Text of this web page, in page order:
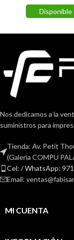
Disponible
Nos dedicamos a la
suministros para
Tienda: Av. Petit
(Galerìa COMPU
Cel: / WhatsApp:
Email:
MI CUENTA